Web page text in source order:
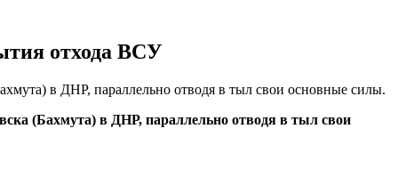
отхода ВСУ
в ДНР, параллельно отводя в тыл свои основные силы.
(Бахмута) в ДНР, параллельно отводя в тыл свои